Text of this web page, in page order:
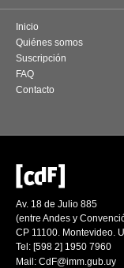
Inicio
Quiénes somos
Suscripción
FAQ
Contacto
Av. 18 de Julio 885
(entre Andes y
CP 11100. Montevideo.
Tel: [598 2] 1950 7960
Mail: CdF@imm.gub.uy